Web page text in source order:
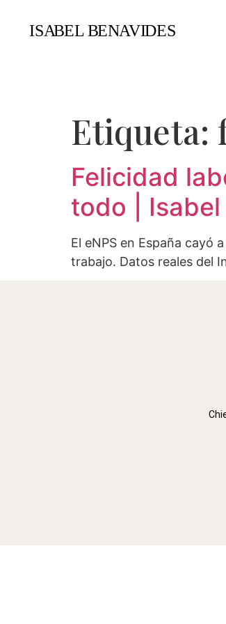
Etiqueta:
Felicidad
todo | Isabel
El eNPS en España cayó
trabajo. Datos reales del